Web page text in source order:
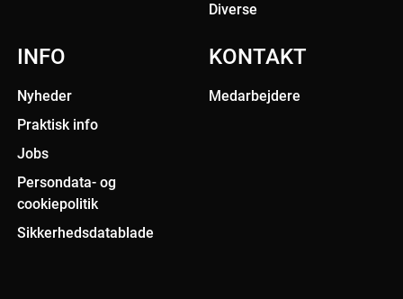
Diverse
INFO
Nyheder
Praktisk info
Jobs
Persondata- og
cookiepolitik
Sikkerhedsdatablade
KONTAKT
Medarbejdere